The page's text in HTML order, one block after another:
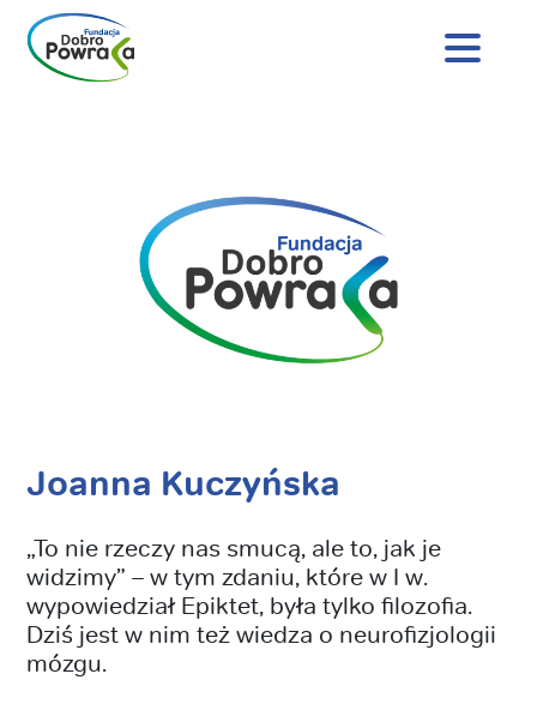
Nagłówek
Joanna Kuczyńska
„To nie rzeczy nas smucą, ale to, jak je
widzimy” – w tym zdaniu, które w I w.
wypowiedział Epiktet, była tylko filozofia.
Dziś jest w nim też wiedza o neurofizjologii
mózgu.